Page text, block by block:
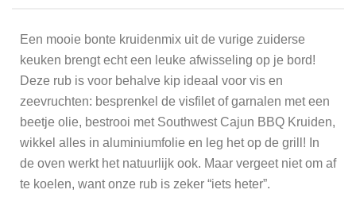
Een mooie bonte kruidenmix uit de vurige zuiderse
keuken brengt echt een leuke afwisseling op je bord!
Deze rub is voor behalve kip ideaal voor vis en
zeevruchten: besprenkel de visfilet of garnalen met een
beetje olie, bestrooi met Southwest Cajun BBQ Kruiden,
wikkel alles in aluminiumfolie en leg het op de grill! In
de oven werkt het natuurlijk ook. Maar vergeet niet om af
te koelen, want onze rub is zeker “iets heter”.